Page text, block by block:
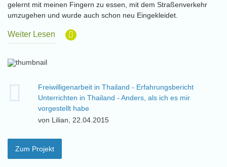
gelernt mit meinen Fingern zu essen, mit dem Straßenverkehr
umzugehen und wurde auch schon neu Eingekleidet.
Weiter Lesen
Freiwilligenarbeit in Thailand - Erfahrungsbericht
Unterrichten in Thailand - Anders, als ich es mir
vorgestellt habe
von Lilian, 22.04.2015
Zum Projekt